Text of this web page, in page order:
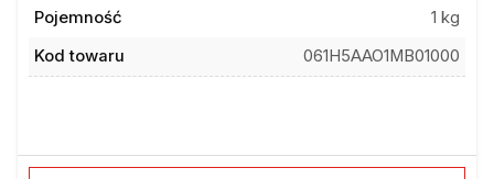
Pojemność
1 kg
Kod towaru
061H5AAO1MB01000